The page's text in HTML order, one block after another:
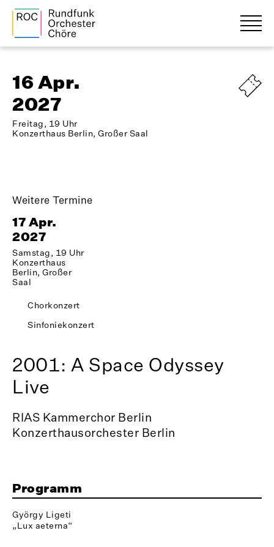
16 Apr.
2027
Freitag, 19 Uhr
Konzerthaus Berlin, Großer Saal
Weitere Termine
17 Apr.
2027
Samstag, 19 Uhr
Konzerthaus
Berlin, Großer
Saal
Chorkonzert
Sinfoniekonzert
2001: A Space Odyssey
Live
RIAS Kammerchor Berlin
Konzerthausorchester Berlin
Programm
György Ligeti
„Lux aeterna“